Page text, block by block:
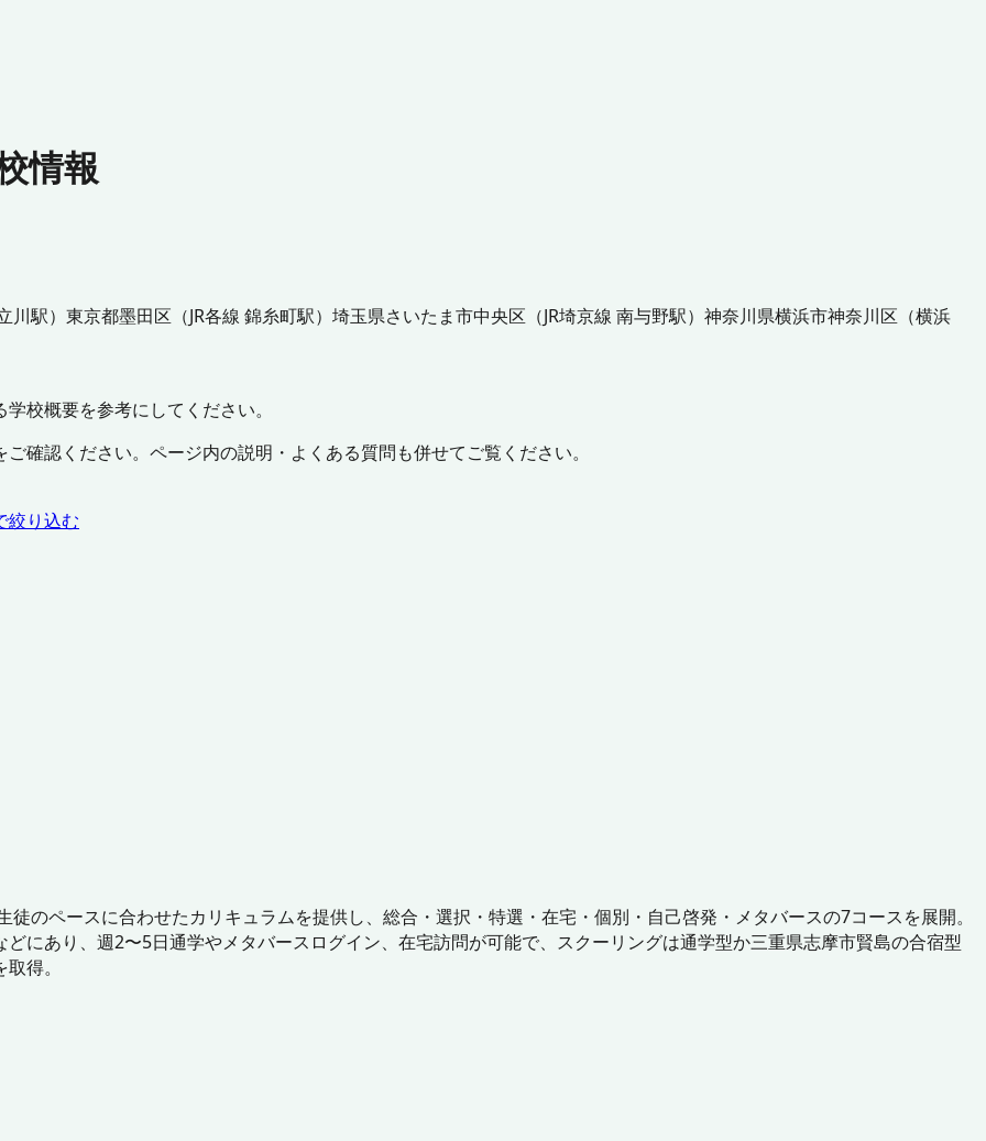
情報
川駅） 東京都墨田区 （JR各線 錦糸町駅） 埼玉県さいたま市中央区 （JR埼京線 南与野駅） 神奈川県横浜市神奈川区 （横浜
校概要を参考にしてください。
確認ください。ページ内の説明・よくある質問も併せてご覧ください。
絞り込む
のペースに合わせたカリキュラムを提供し、総合・選択・特選・在宅・個別・自己啓発・メタバースの7コースを展開。
にあり、週2〜5日通学やメタバースログイン、在宅訪問が可能で、スクーリングは通学型か三重県志摩市賢島の合宿型
得。